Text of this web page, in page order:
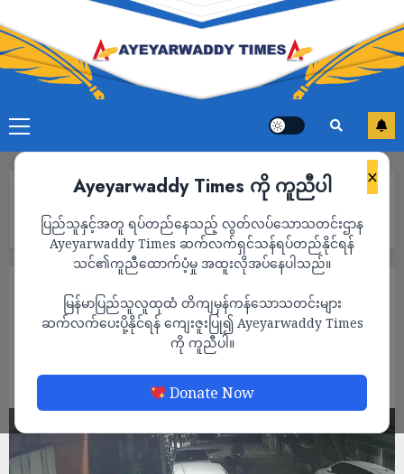
×
Ayeyarwaddy Times ကို ကူညီပါ
ပြည်သူနှင့်အတူ ရပ်တည်နေသည့် လွတ်လပ်သောသတင်းဌာန
Ayeyarwaddy Times ဆက်လက်ရှင်သန်ရပ်တည်နိုင်ရန်
သင်၏ကူညီထောက်ပံ့မှု အထူးလိုအပ်နေပါသည်။
မြန်မာပြည်သူလူထုထံ တိကျမှန်ကန်သောသတင်းများ
ဆက်လက်ပေးပို့နိုင်ရန် ကျေးဇူးပြု၍ Ayeyarwaddy Times
ကို ကူညီပါ။
Donate Now
များပြားလာ
ပုသိမ်မြို့တွင် နေအိမ်အတွင်းဝင်ရောက်၍ ဆိုင်
ကယ်ခိုးယူမှု ပိုမိုများပြားလာ
ADMIN